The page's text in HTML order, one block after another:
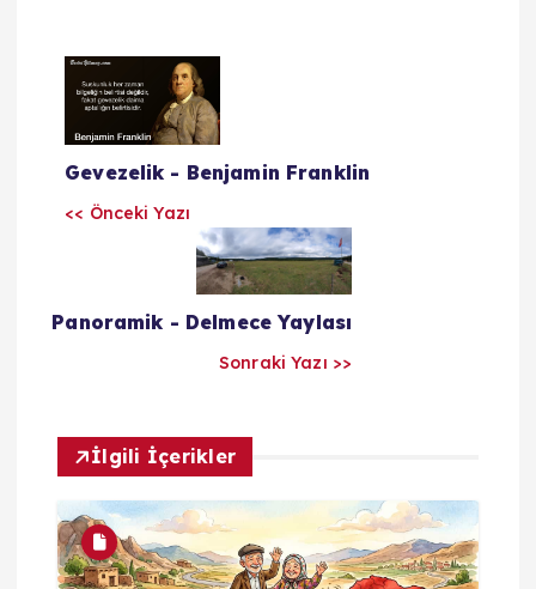
Y
a
z
l
r
m
Gevezelik - Benjamin Franklin
<< Önceki Yazı
Panoramik - Delmece Yaylası
Sonraki Yazı >>
İlgili İçerikler